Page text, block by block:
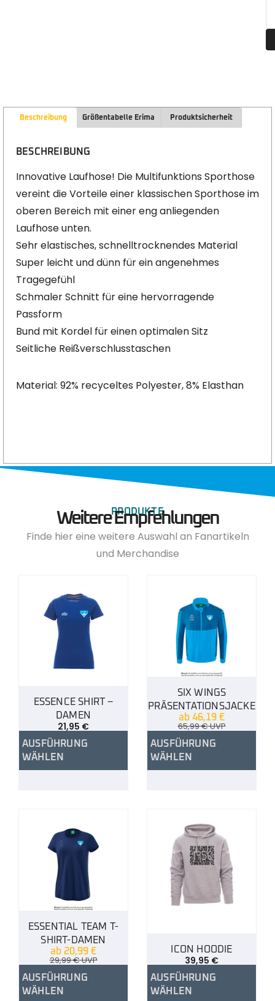
Beschreibung Größentabelle Erima Produktsicherheit
BESCHREIBUNG
Innovative Laufhose! Die Multifunktions Sporthose
vereint die Vorteile einer klassischen Sporthose im
oberen Bereich mit einer eng anliegenden
Laufhose unten.
Sehr elastisches, schnelltrocknendes Material
Super leicht und dünn für ein angenehmes
Tragegefühl
Schmaler Schnitt für eine hervorragende
Passform
Bund mit Kordel für einen optimalen Sitz
Seitliche Reißverschlusstaschen
Material: 92% recyceltes Polyester, 8% Elasthan
PRODUKTE
Weitere Empfehlungen
Finde hier eine weitere Auswahl an Fanartikeln
und Merchandise
ESSENCE SHIRT –
DAMEN
21,95 €
AUSFÜHRUNG
WÄHLEN
SIX WINGS
PRÄSENTATIONSJACKE
ab 46,19 €
65,99€UVP
AUSFÜHRUNG
WÄHLEN
ESSENTIAL TEAM T-
SHIRT-DAMEN
ab 20,99 €
29,99€UVP
AUSFÜHRUNG
WÄHLEN
ICON HOODIE
39,95 €
AUSFÜHRUNG
WÄHLEN